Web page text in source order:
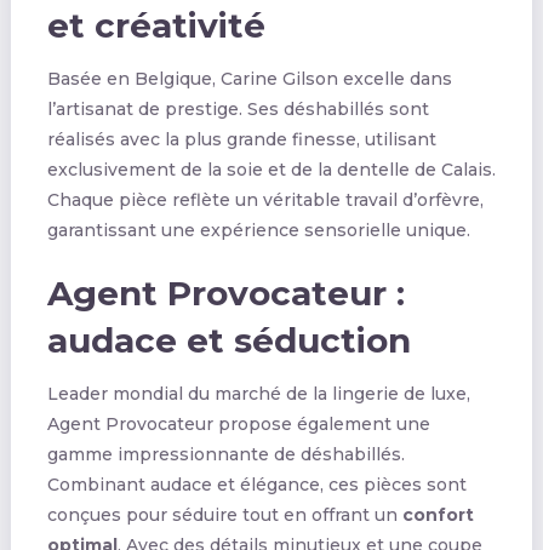
et créativité
Basée en Belgique, Carine Gilson excelle dans
l’artisanat de prestige. Ses déshabillés sont
réalisés avec la plus grande finesse, utilisant
exclusivement de la soie et de la dentelle de Calais.
Chaque pièce reflète un véritable travail d’orfèvre,
garantissant une expérience sensorielle unique.
Agent Provocateur :
audace et séduction
Leader mondial du marché de la lingerie de luxe,
Agent Provocateur propose également une
gamme impressionnante de déshabillés.
Combinant audace et élégance, ces pièces sont
conçues pour séduire tout en offrant un confort
optimal. Avec des détails minutieux et une coupe